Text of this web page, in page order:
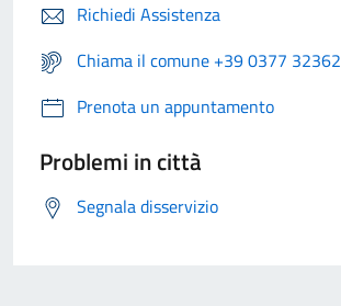
Richiedi Assistenza
Chiama il comune +39 0377 32362
Prenota un appuntamento
Problemi in città
Segnala disservizio